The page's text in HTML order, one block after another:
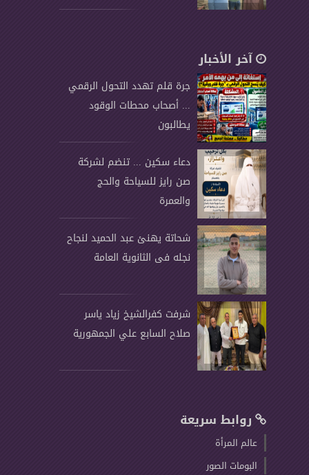
آخر الأخبار
جرة قلم تهدد التحول الرقمي
... أصحاب محطات الوقود
يطالبون
دعاء سكين ... تنضم لشركة
صن رايز للسياحة والحج
والعمرة
شحاتة يهنئ عبد الحميد لنجاح
نجله فى الثانوية العامة
شرفت كفرالشيخ زياد ياسر
صلاح السابع علي الجمهورية
روابط سريعة
عالم المرأة
البومات الصور